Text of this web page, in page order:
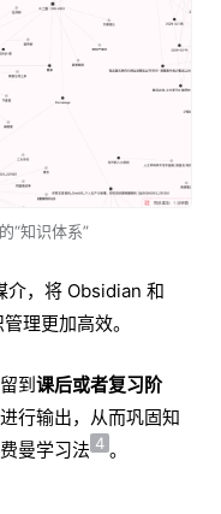
“知识体系”
介，将 Obsidian 和
理更加高效。
到课后或者复习阶
行输出，从而巩固知
曼学习法 4 。